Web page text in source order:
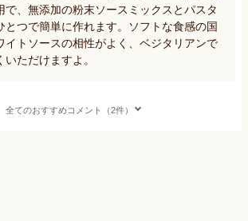
で、無添加の粉末ソースミックスとパスタ
とつで簡単に作れます。ソフトな食感の国
イトソースの相性がよく、ベジタリアンで
ただけますよ。
全てのおすすめコメント（2件）